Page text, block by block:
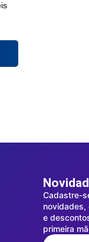
Cadastre-
novidades,
e
primeira